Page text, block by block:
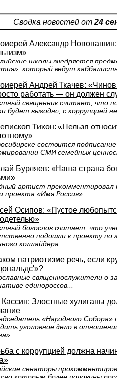
Сводка новостей от 24
Александр
школы внедряется
который ведут
Андрей Ткачев:
работать — он должен
священник считает, что
будет выгодно, с коррупцией не
Тихон: «Нельзя
состоится
СМИ семейных
Бурляев: «Наша страна
артист прокомментировал
проекта «Имя Россия»...
Осипов: «Пустое
богослов считает, что
подошли к проекту по
коллайдера...
патриотизме речь, если
священнослужители о
единороссов...
Кассин: Злостные хулиганы
«Народного Собора»
уголовное дело в
с коррупцией должна
сенаторы